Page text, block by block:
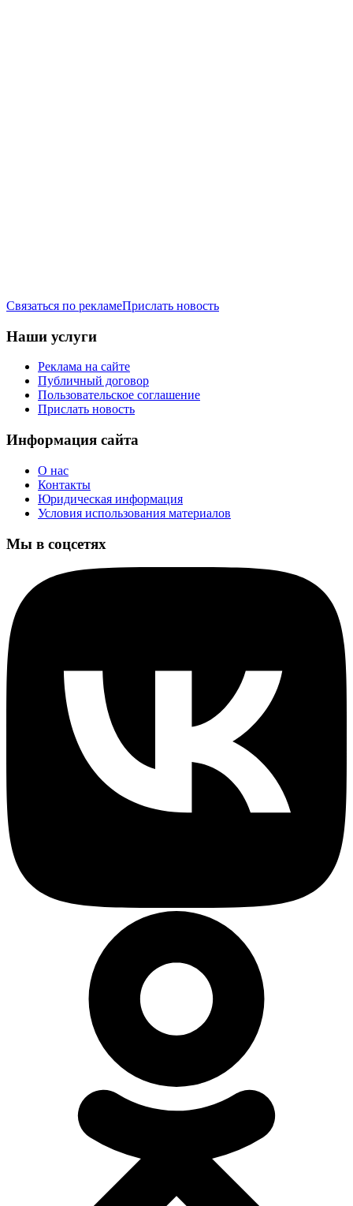
Связаться по рекламеПрислать новость
Наши услуги
Реклама на сайте
Публичный договор
Пользовательское соглашение
Прислать новость
Информация сайта
О нас
Контакты
Юридическая информация
Условия использования материалов
Мы в соцсетях